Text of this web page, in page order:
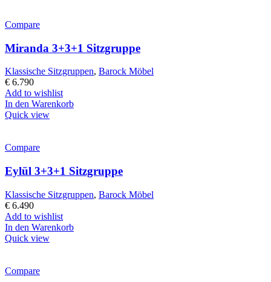
Compare
Miranda 3+3+1 Sitzgruppe
Klassische Sitzgruppen, Barock Möbel
€ 6.790
Add to wishlist
In den Warenkorb
Quick view
Compare
Eylül 3+3+1 Sitzgruppe
Klassische Sitzgruppen, Barock Möbel
€ 6.490
Add to wishlist
In den Warenkorb
Quick view
Compare